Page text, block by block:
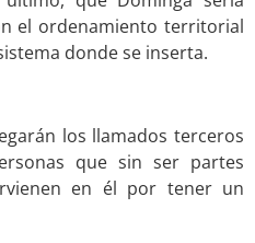
el ordenamiento territorial
donde se inserta.
los llamados terceros
que sin ser partes
en él por tener un